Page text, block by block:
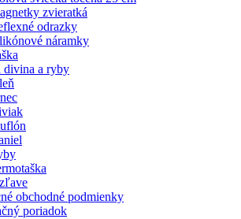
zvieratká
odrazky
náramky
divina a ryby
obchodné podmienky
poriadok